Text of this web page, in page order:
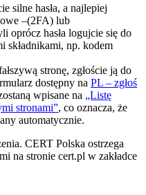
silne hasła, a najlepiej
–(2FA) lub
oprócz hasła logujcie się do
składnikami, np. kodem
stronę, zgłoście ją do
dostępny na PL – zgłoś
wpisane na „Listę
stronami”, co oznacza, że
automatycznie.
CERT Polska ostrzega
na stronie cert.pl w zakładce